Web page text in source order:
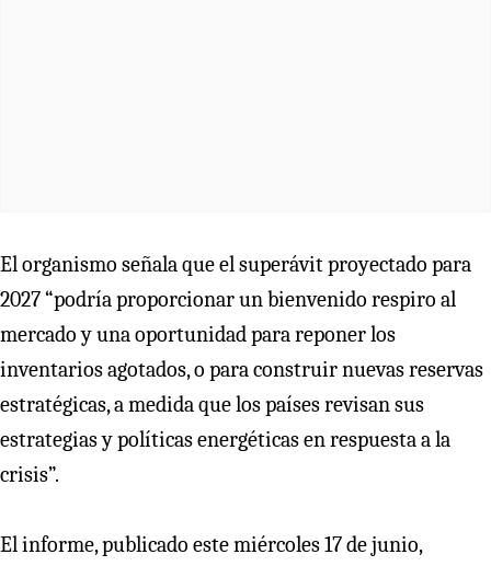
El organismo señala que el superávit proyectado para
2027 “podría proporcionar un bienvenido respiro al
mercado y una oportunidad para reponer los
inventarios agotados, o para construir nuevas reservas
estratégicas, a medida que los países revisan sus
estrategias y políticas energéticas en respuesta a la
crisis”.
El informe, publicado este miércoles 17 de junio,